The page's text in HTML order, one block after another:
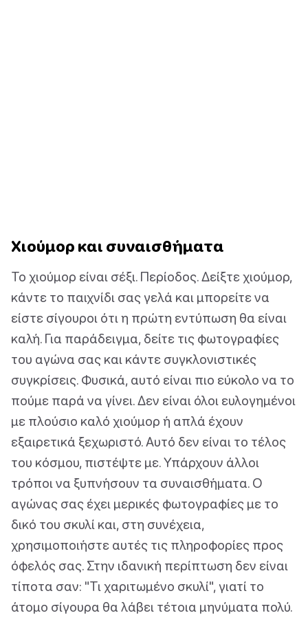
Χιούμορ και συναισθήματα
Το χιούμορ είναι σέξι. Περίοδος. Δείξτε χιούμορ,
κάντε το παιχνίδι σας γελά και μπορείτε να
είστε σίγουροι ότι η πρώτη εντύπωση θα είναι
καλή. Για παράδειγμα, δείτε τις φωτογραφίες
του αγώνα σας και κάντε συγκλονιστικές
συγκρίσεις. Φυσικά, αυτό είναι πιο εύκολο να το
πούμε παρά να γίνει. Δεν είναι όλοι ευλογημένοι
με πλούσιο καλό χιούμορ ή απλά έχουν
εξαιρετικά ξεχωριστό. Αυτό δεν είναι το τέλος
του κόσμου, πιστέψτε με. Υπάρχουν άλλοι
τρόποι να ξυπνήσουν τα συναισθήματα. Ο
αγώνας σας έχει μερικές φωτογραφίες με το
δικό του σκυλί και, στη συνέχεια,
χρησιμοποιήστε αυτές τις πληροφορίες προς
όφελός σας. Στην ιδανική περίπτωση δεν είναι
τίποτα σαν: "Τι χαριτωμένο σκυλί", γιατί το
άτομο σίγουρα θα λάβει τέτοια μηνύματα πολύ.